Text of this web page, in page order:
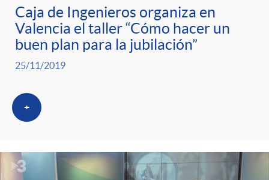
Caja de Ingenieros organiza en
Valencia el taller “Cómo hacer un
buen plan para la jubilación”
25/11/2019
+